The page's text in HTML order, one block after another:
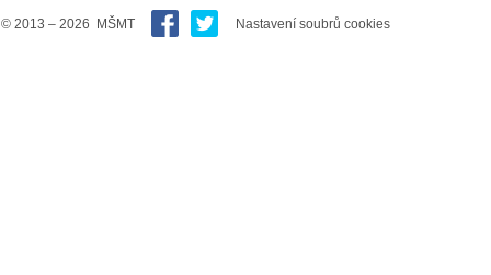
© 2013 – 2026 MŠMT Nastavení soubrů cookies